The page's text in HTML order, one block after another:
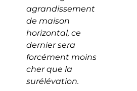
agrandissement
de maison
horizontal, ce
dernier sera
forcément moins
cher que la
surélévation.